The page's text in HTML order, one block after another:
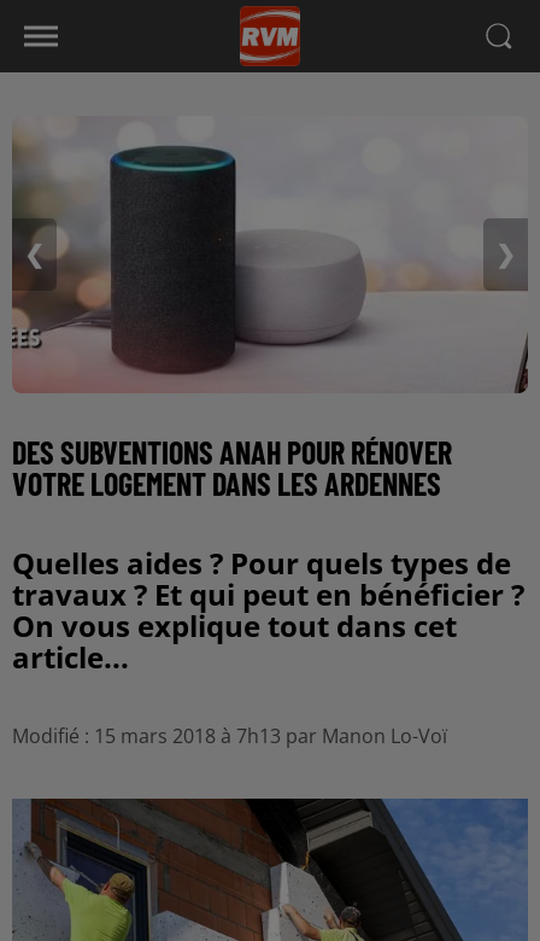
❮ ❯
DES SUBVENTIONS ANAH POUR RÉNOVER
VOTRE LOGEMENT DANS LES ARDENNES
Quelles aides ? Pour quels types de
travaux ? Et qui peut en bénéficier ?
On vous explique tout dans cet
article...
Modifié : 15 mars 2018 à 7h13 par Manon Lo-Voï